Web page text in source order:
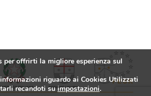
per offrirti la migliore esperienza sul
riguardo ai Cookies Utilizzati
recandoti suimpostazioni.